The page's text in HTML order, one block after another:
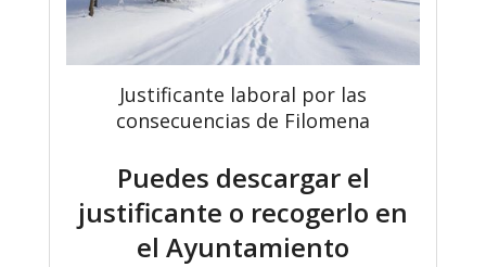
Justificante laboral por las
consecuencias de Filomena
Puedes descargar el
justificante o recogerlo en
el Ayuntamiento